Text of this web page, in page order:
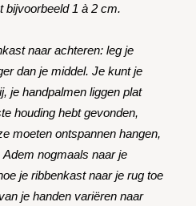
bijvoorbeeld 1 à 2 cm.
naar achteren: leg je
dan je middel. Je kunt je
je handpalmen liggen plat
houding hebt gevonden,
moeten ontspannen hangen,
nogmaals naar je
je ribbenkast naar je rug toe
je handen variëren naar